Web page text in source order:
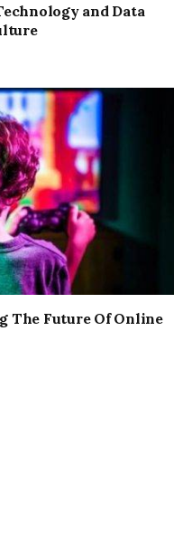
and Data
The Future Of Online